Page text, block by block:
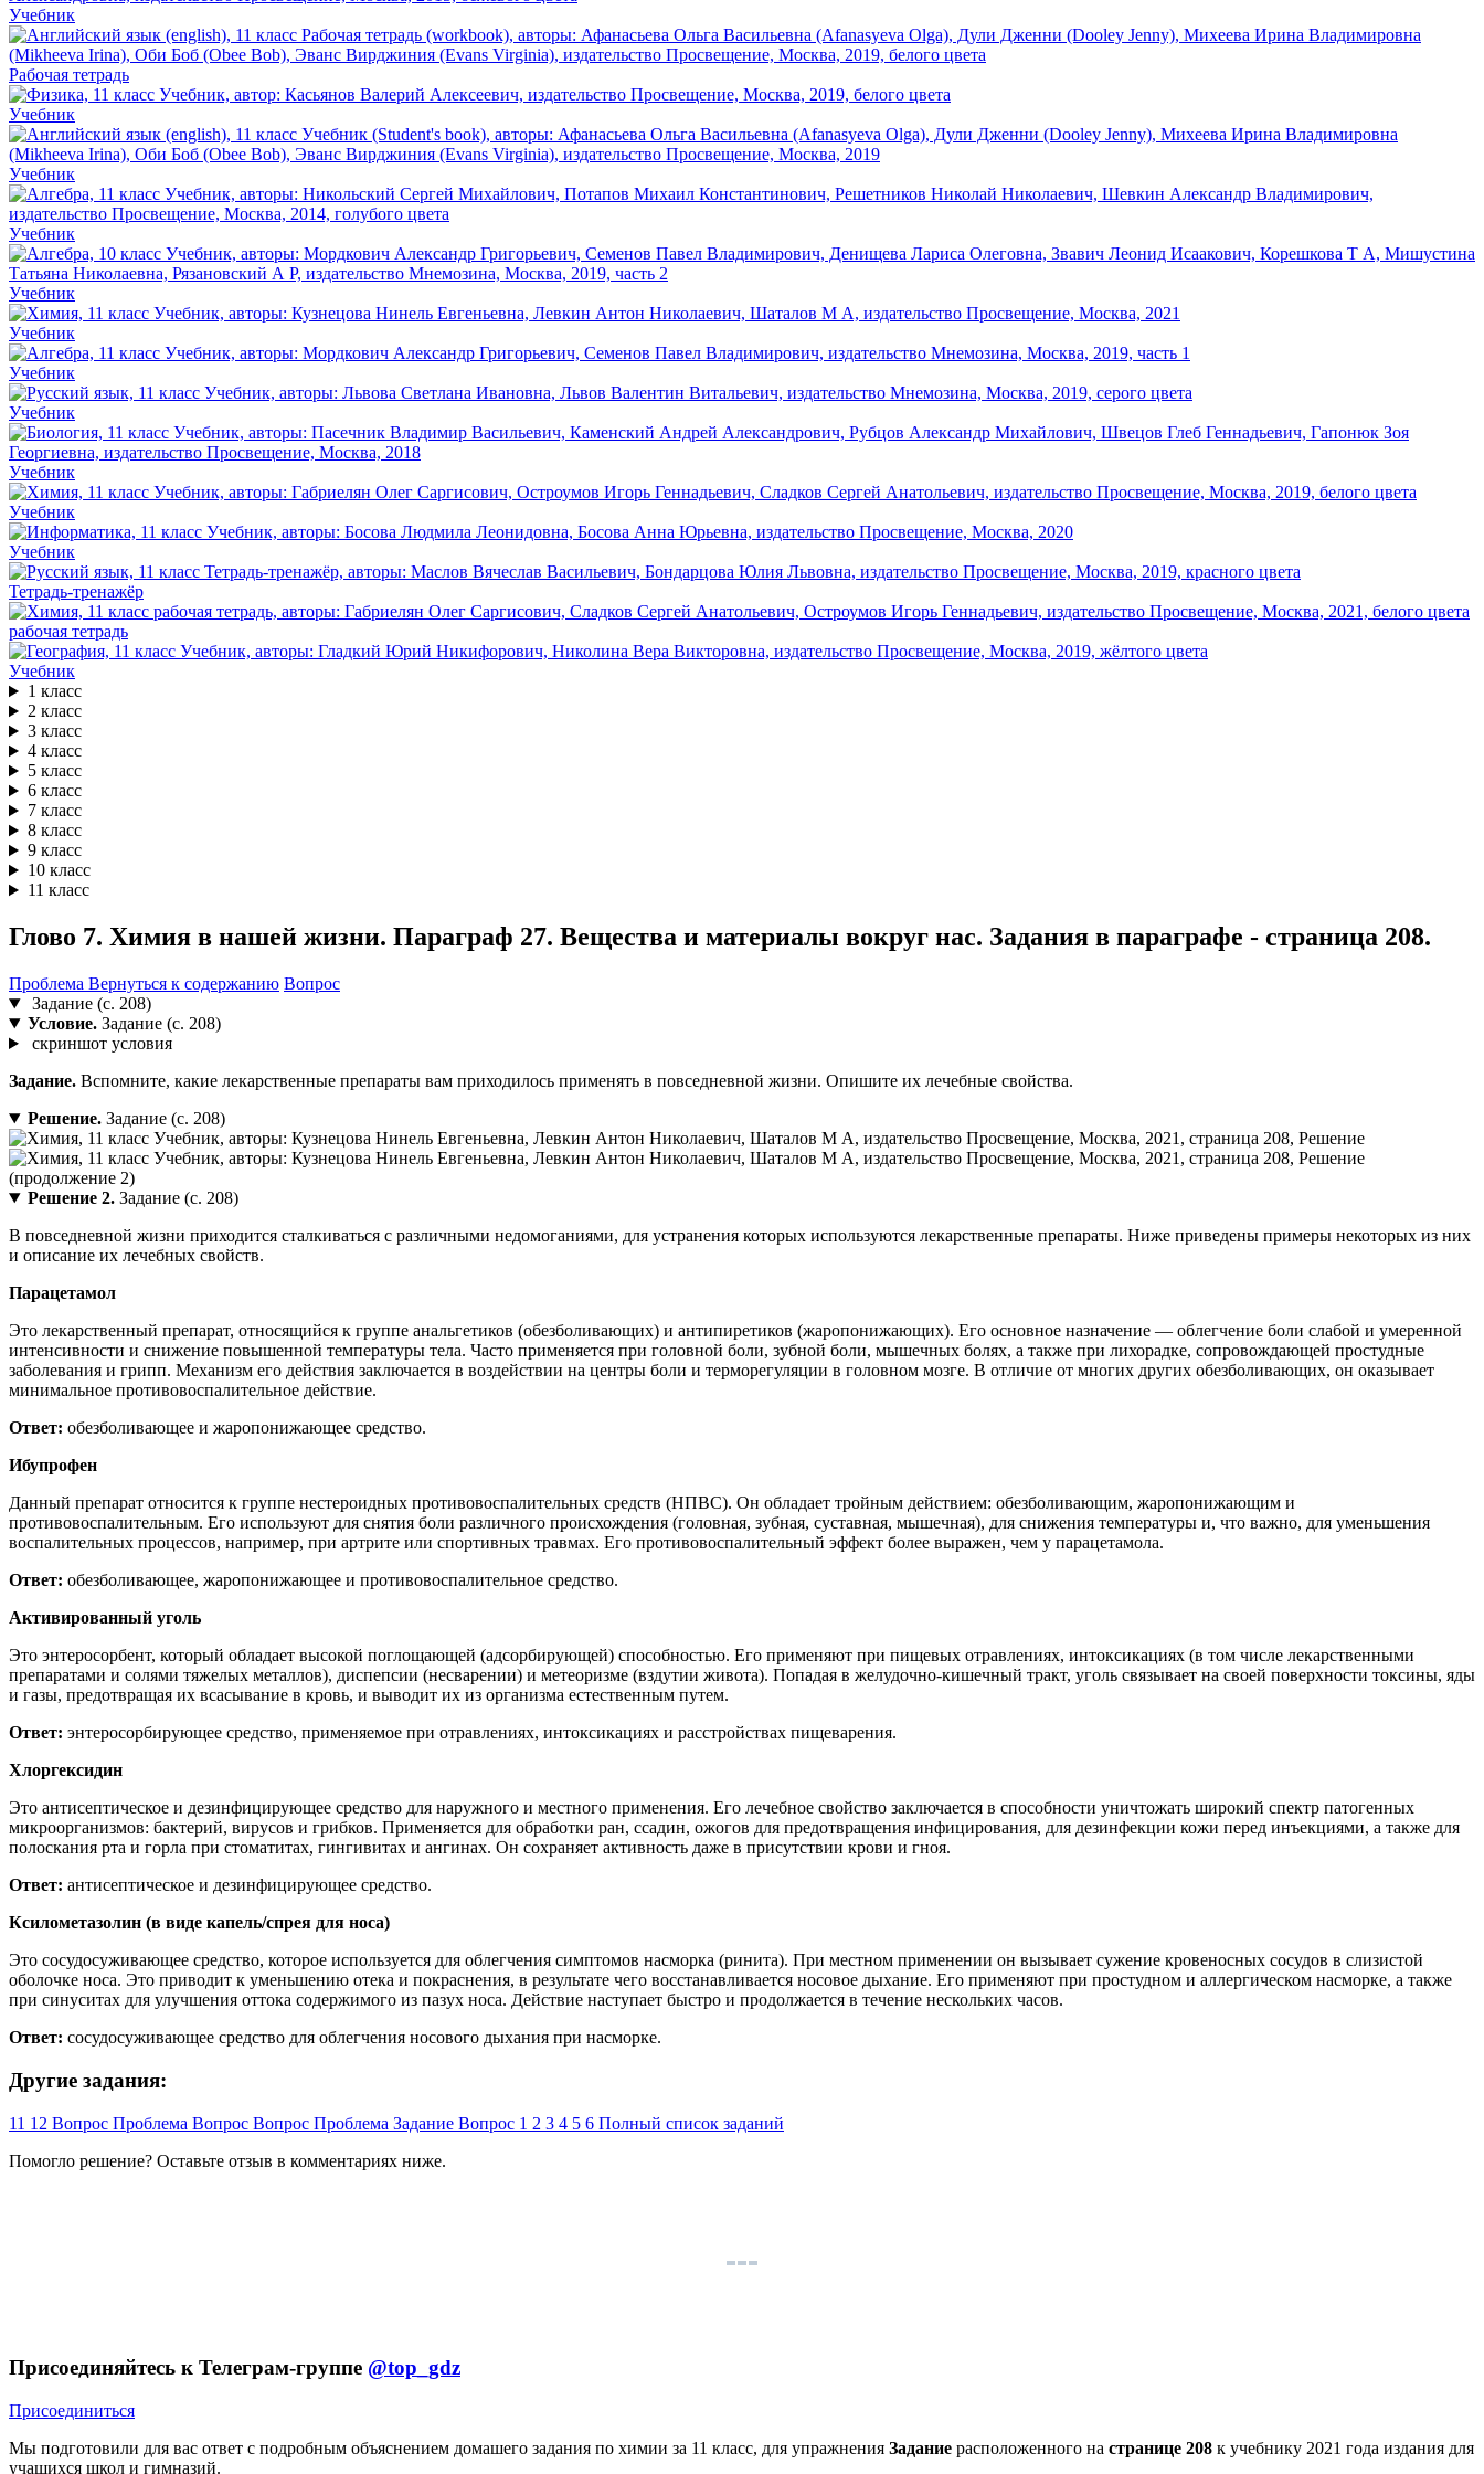
Учебник
Рабочая тетрадь
Учебник
Учебник
Учебник
Учебник
Учебник
Учебник
Учебник
Учебник
Учебник
Учебник
Тетрадь-тренажёр
рабочая тетрадь
Учебник
1 класс
2 класс
3 класс
4 класс
5 класс
6 класс
7 класс
8 класс
9 класс
10 класс
11 класс
Глово 7. Химия в нашей жизни. Параграф 27. Вещества и материалы вокруг нас. Задания в параграфе - страница 208.
Проблема Вернуться к содержанию Вопрос
Задание (с. 208)
Условие.Задание (с. 208)
скриншот условия
Задание. Вспомните, какие лекарственные препараты вам приходилось применять в повседневной жизни. Опишите их лечебные свойства.
Решение.Задание (с. 208)
Решение 2.Задание (с. 208)
В повседневной жизни приходится сталкиваться с различными недомоганиями, для устранения которых используются лекарственные препараты. Ниже приведены примеры некоторых из них
и описание их лечебных свойств.
Парацетамол
Это лекарственный препарат, относящийся к группе анальгетиков (обезболивающих) и антипиретиков (жаропонижающих). Его основное назначение — облегчение боли слабой и умеренной
интенсивности и снижение повышенной температуры тела. Часто применяется при головной боли, зубной боли, мышечных болях, а также при лихорадке, сопровождающей простудные
заболевания и грипп. Механизм его действия заключается в воздействии на центры боли и терморегуляции в головном мозге. В отличие от многих других обезболивающих, он оказывает
минимальное противовоспалительное действие.
Ответ: обезболивающее и жаропонижающее средство.
Ибупрофен
Данный препарат относится к группе нестероидных противовоспалительных средств (НПВС). Он обладает тройным действием: обезболивающим, жаропонижающим и
противовоспалительным. Его используют для снятия боли различного происхождения (головная, зубная, суставная, мышечная), для снижения температуры и, что важно, для уменьшения
воспалительных процессов, например, при артрите или спортивных травмах. Его противовоспалительный эффект более выражен, чем у парацетамола.
Ответ: обезболивающее, жаропонижающее и противовоспалительное средство.
Активированный уголь
Это энтеросорбент, который обладает высокой поглощающей (адсорбирующей) способностью. Его применяют при пищевых отравлениях, интоксикациях (в том числе лекарственными
препаратами и солями тяжелых металлов), диспепсии (несварении) и метеоризме (вздутии живота). Попадая в желудочно-кишечный тракт, уголь связывает на своей поверхности токсины, яды
и газы, предотвращая их всасывание в кровь, и выводит их из организма естественным путем.
Ответ: энтеросорбирующее средство, применяемое при отравлениях, интоксикациях и расстройствах пищеварения.
Хлоргексидин
Это антисептическое и дезинфицирующее средство для наружного и местного применения. Его лечебное свойство заключается в способности уничтожать широкий спектр патогенных
микроорганизмов: бактерий, вирусов и грибков. Применяется для обработки ран, ссадин, ожогов для предотвращения инфицирования, для дезинфекции кожи перед инъекциями, а также для
полоскания рта и горла при стоматитах, гингивитах и ангинах. Он сохраняет активность даже в присутствии крови и гноя.
Ответ: антисептическое и дезинфицирующее средство.
Ксилометазолин (в виде капель/спрея для носа)
Это сосудосуживающее средство, которое используется для облегчения симптомов насморка (ринита). При местном применении он вызывает сужение кровеносных сосудов в слизистой
оболочке носа. Это приводит к уменьшению отека и покраснения, в результате чего восстанавливается носовое дыхание. Его применяют при простудном и аллергическом насморке, а также
при синуситах для улучшения оттока содержимого из пазух носа. Действие наступает быстро и продолжается в течение нескольких часов.
Ответ: сосудосуживающее средство для облегчения носового дыхания при насморке.
Другие задания:
11 12 Вопрос Проблема Вопрос Вопрос Проблема Задание Вопрос 1 2 3 4 5 6 Полный список заданий
Помогло решение? Оставьте отзыв в комментариях ниже.
Присоединяйтесь к Телеграм-группе @top_gdz
Присоединиться
Мы подготовили для вас ответ c подробным объяснением домашего задания по химии за 11 класс, для упражнения Задание расположенного на странице 208 к учебнику 2021 года издания для
учащихся школ и гимназий.